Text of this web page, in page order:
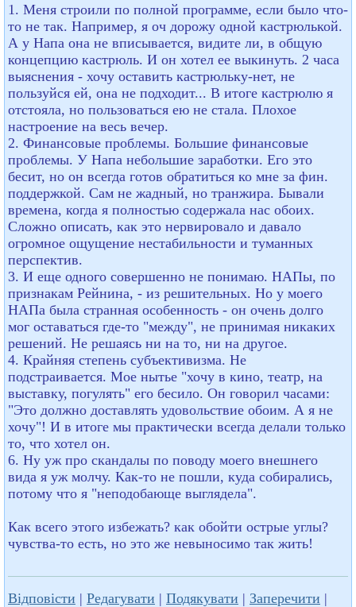
1. Меня строили по полной программе, если было что-
то не так. Например, я оч дорожу одной кастрюлькой.
А у Напа она не вписывается, видите ли, в общую
концепцию кастрюль. И он хотел ее выкинуть. 2 часа
выяснения - хочу оставить кастрюльку-нет, не
пользуйся ей, она не подходит... В итоге кастрюлю я
отстояла, но пользоваться ею не стала. Плохое
настроение на весь вечер.
2. Финансовые проблемы. Большие финансовые
проблемы. У Напа небольшие заработки. Его это
бесит, но он всегда готов обратиться ко мне за фин.
поддержкой. Сам не жадный, но транжира. Бывали
времена, когда я полностью содержала нас обоих.
Сложно описать, как это нервировало и давало
огромное ощущение нестабильности и туманных
перспектив.
3. И еще одного совершенно не понимаю. НАПы, по
признакам Рейнина, - из решительных. Но у моего
НАПа была странная особенность - он очень долго
мог оставаться где-то "между", не принимая никаких
решений. Не решаясь ни на то, ни на другое.
4. Крайняя степень субъективизма. Не
подстраивается. Мое нытье "хочу в кино, театр, на
выставку, погулять" его бесило. Он говорил часами:
"Это должно доставлять удовольствие обоим. А я не
хочу"! И в итоге мы практически всегда делали только
то, что хотел он.
6. Ну уж про скандалы по поводу моего внешнего
вида я уж молчу. Как-то не пошли, куда собирались,
потому что я "неподобающе выглядела".
Как всего этого избежать? как обойти острые углы?
чувства-то есть, но это же невыносимо так жить!
Відповісти | Редагувати | Подякувати | Заперечити |